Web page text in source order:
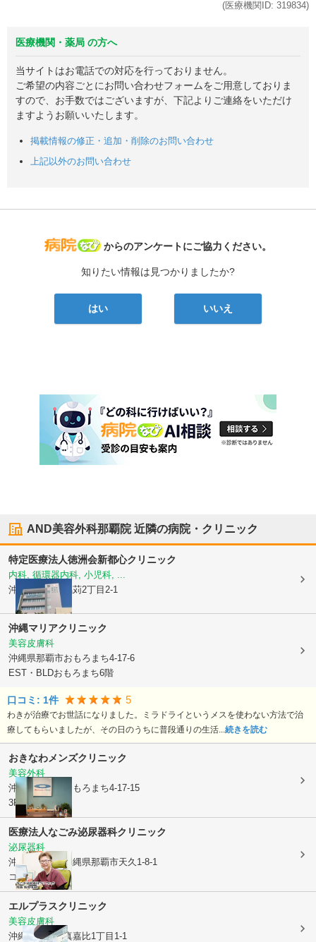
(医療機関ID: 319834)
医療機関・薬局 の方へ
当サイトはお電話での対応を行っておりません。
ご希望の内容ごとにお問い合わせフォームをご用意しておりま
すので、お手数ではございますが、下記よりご連絡をいただけ
ますようお願いいたします。
掲載情報の修正・追加・削除のお問い合わせ
上記以外のお問い合わせ
病院なび
からのアンケートにご協力ください。
知りたい情報は見つかりましたか?
はい いいえ
AND美容外科那覇院近隣の病院・クリニック
特定医療法人徳洲会新都心クリニック
内科, 循環器内科, 小児科, ...
沖縄県那覇市
銘苅2丁目2-1
沖縄マリアクリニック
美容皮膚科
沖縄県那覇市おもろまち4-17-6
EST・BLDおもろまち6階
口コミ: 1件 5
わきが治療でお世話になりました。ミラドライというメスを使わない方法で治
療してもらいましたが、その日のうちに普段通りの生活... 続きを読む
おきなわメンズクリニック
美容外科
沖縄県那覇市
おもろまち4-17-15
3F
医療法人なごみ泌尿器科クリニック
泌尿器科
沖縄県那覇市沖縄県那覇市天久1-8-1
コーポ杜201
エルプラスクリニック
美容皮膚科
沖縄県那覇市真嘉比1丁目1-1